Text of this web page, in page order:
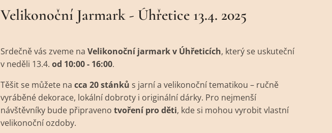
Velikonoční Jarmark - Úhřetice 13.4. 2025
Srdečně vás zveme na Velikonoční jarmark v Úhřeticích, který se uskuteční
v neděli 13.4. od 10:00 - 16:00.
Těšit se můžete na cca 20 stánků s jarní a velikonoční tematikou – ručně
vyráběné dekorace, lokální dobroty i originální dárky. Pro nejmenší
návštěvníky bude připraveno tvoření pro děti, kde si mohou vyrobit vlastní
velikonoční ozdoby.